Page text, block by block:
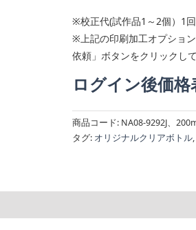
※校正代(試作品1～2個）1回
※上記の印刷加工オプショ
依頼」ボタンをクリックし
ログイン後価格
商品コード: NA08-9292J、
タグ: オリジナルクリアボトル,